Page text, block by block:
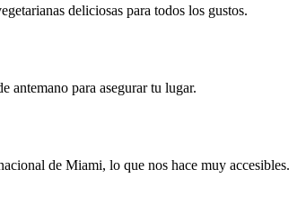
deliciosas para todos los gustos.
antemano para asegurar tu lugar.
de Miami, lo que nos hace muy accesibles.